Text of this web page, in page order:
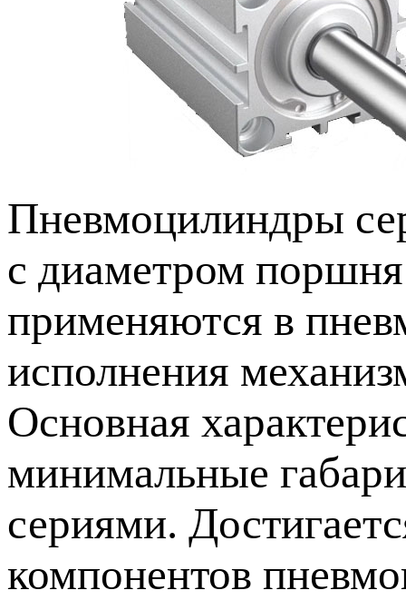
Пневмоцилиндры
с диаметром
применяются в
исполнения
Основная
минимальные
сериями.
компонентов